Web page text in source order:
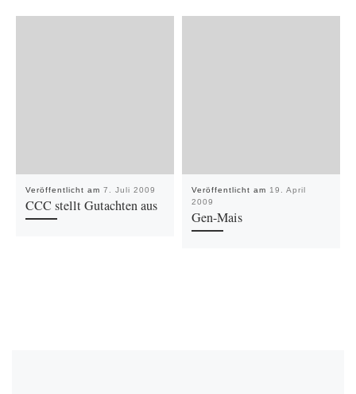
Veröffentlicht am 7. Juli 2009
CCC stellt Gutachten aus
Veröffentlicht am 19. April
2009
Gen-Mais